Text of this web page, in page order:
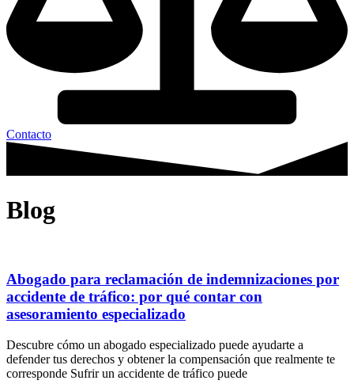
Contacto
Blog
Abogado para reclamación de indemnizaciones por
accidente de tráfico: por qué contar con
asesoramiento especializado
Descubre cómo un abogado especializado puede ayudarte a
defender tus derechos y obtener la compensación que realmente te
corresponde Sufrir un accidente de tráfico puede